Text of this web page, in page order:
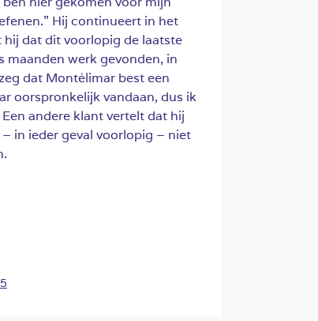
Hij continueert in het
hij dat dit voorlopig de laatste
maanden werk gevonden, in
dat Montélimar best een
oorspronkelijk vandaan, dus ik
andere klant vertelt dat hij
in ieder geval voorlopig – niet